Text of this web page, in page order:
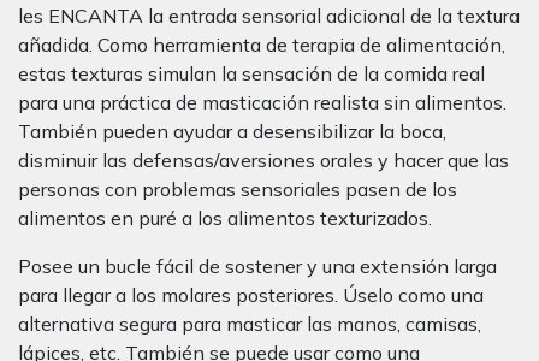
les ENCANTA la entrada sensorial adicional de la textura
añadida. Como herramienta de terapia de alimentación,
estas texturas simulan la sensación de la comida real
para una práctica de masticación realista sin alimentos.
También pueden ayudar a desensibilizar la boca,
disminuir las defensas/aversiones orales y hacer que las
personas con problemas sensoriales pasen de los
alimentos en puré a los alimentos texturizados.
Posee un bucle fácil de sostener y una extensión larga
para llegar a los molares posteriores. Úselo como una
alternativa segura para masticar las manos, camisas,
lápices, etc. También se puede usar como una